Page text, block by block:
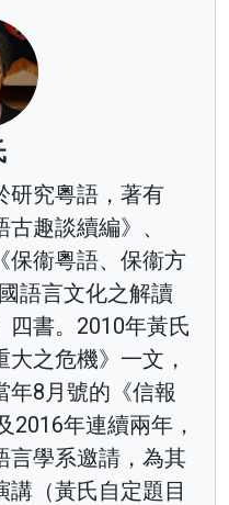
研究粵語，著有
趣談續編》、
保衞粵語、保衞方
語言文化之解讀
四書。2010年黃氏
之危機》一文，
年8月號的《信報
2016年連續兩年，
言學系邀請，為其
（黃氏自定題目